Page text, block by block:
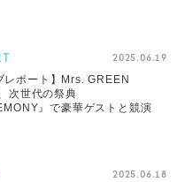
2025.06.19
レポート】Mrs. GREEN
次世代の祭典
』で豪華ゲストと競演
2025.06.18